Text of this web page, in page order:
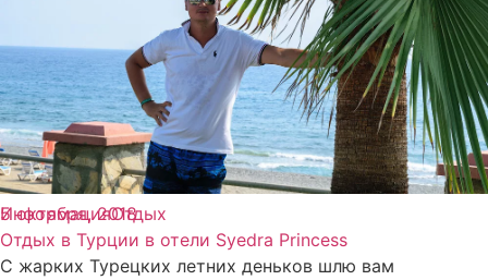
ИнформацияОтдых
5 октября, 2018
Отдых в Турции в отели Syedra Princess
С жарких Турецких летних деньков шлю вам